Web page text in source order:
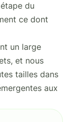
du
ce dont
un large
et nous
tailles dans
aux